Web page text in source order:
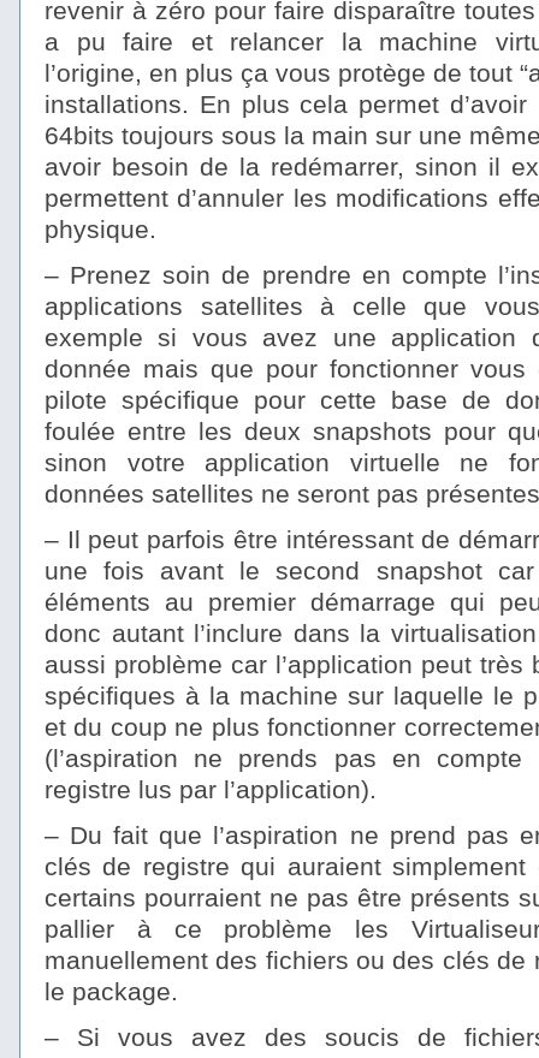
revenir à zéro pour faire disparaître
a pu faire et relancer la machine
l’origine, en plus ça vous protège de tout
installations. En plus cela permet
64bits toujours sous la main sur une
avoir besoin de la redémarrer, sinon il
permettent d’annuler les modifications
physique.
– Prenez soin de prendre en compte
applications satellites à celle que
exemple si vous avez une application
donnée mais que pour fonctionner
pilote spécifique pour cette base de
foulée entre les deux snapshots pour
sinon votre application virtuelle ne
données satellites ne seront pas
– Il peut parfois être intéressant de
une fois avant le second snapshot
éléments au premier démarrage qui
donc autant l’inclure dans la
aussi problème car l’application peut très
spécifiques à la machine sur laquelle le
et du coup ne plus fonctionner
(l’aspiration ne prends pas en
registre lus par l’application).
– Du fait que l’aspiration ne prend pas
clés de registre qui auraient simplement
certains pourraient ne pas être présents
pallier à ce problème les
manuellement des fichiers ou des clés de
le package.
– Si vous avez des soucis de